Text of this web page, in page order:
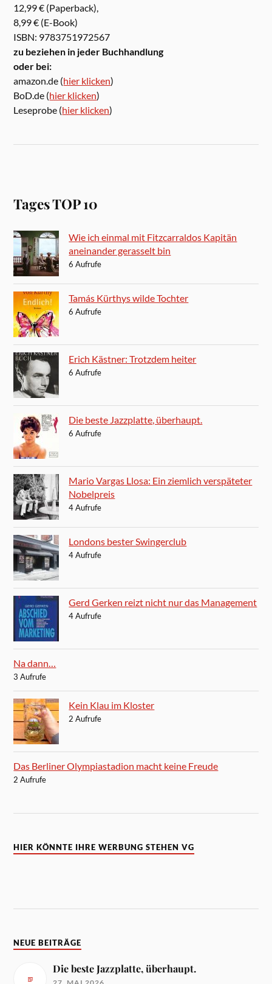
12,99 € (Paperback),
8,99 € (E-Book)
ISBN: 9783751972567
zu beziehen in jeder Buchhandlung
oder bei:
amazon.de (hier klicken)
BoD.de (hier klicken)
Leseprobe (hier klicken)
Tages TOP 10
Wie ich einmal mit Fitzcarraldos Kapitän
aneinander gerasselt bin
6 Aufrufe
Tamás Kürthys wilde Tochter
6 Aufrufe
Erich Kästner: Trotzdem heiter
6 Aufrufe
Die beste Jazzplatte, überhaupt.
6 Aufrufe
Mario Vargas Llosa: Ein ziemlich verspäteter
Nobelpreis
4 Aufrufe
Londons bester Swingerclub
4 Aufrufe
Gerd Gerken reizt nicht nur das Management
4 Aufrufe
Na dann…
3 Aufrufe
Kein Klau im Kloster
2 Aufrufe
Das Berliner Olympiastadion macht keine Freude
2 Aufrufe
HIER KÖNNTE IHRE WERBUNG STEHEN VG
NEUE BEITRÄGE
Die beste Jazzplatte, überhaupt.